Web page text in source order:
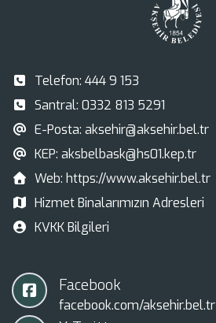
Telefon: 444 9 153
Santral: 0332 813 5291
E-Posta: aksehir@aksehir.bel.tr
KEP: aksbelbask@hs01.kep.tr
Web: https://www.aksehir.bel.tr
Hizmet Binalarımızın Adresleri
KVKK Bilgileri
Facebook
facebook.com/aksehir.bel.tr